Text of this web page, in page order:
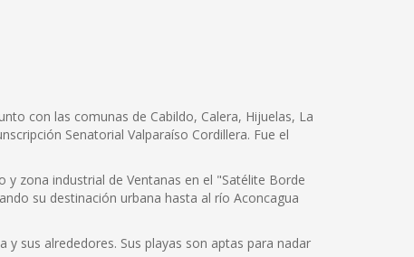
con las comunas de Cabildo, Calera, Hijuelas, La
Senatorial Valparaíso Cordillera. Fue el
zona industrial de Ventanas en el "Satélite Borde
su destinación urbana hasta al río Aconcagua
sus alrededores. Sus playas son aptas para nadar